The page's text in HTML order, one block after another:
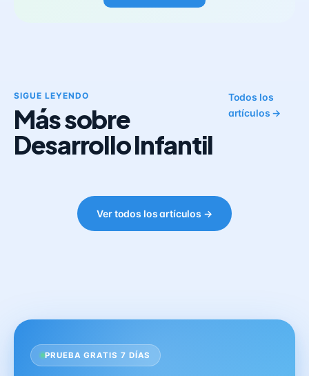
SIGUE LEYENDO
Más sobre
Desarrollo Infantil
Todos los
artículos →
Ver todos los artículos →
PRUEBA GRATIS 7 DÍAS